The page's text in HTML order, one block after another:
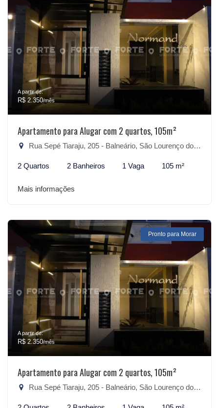
A partir de:
R$ 2.350/mês
Apartamento para Alugar com 2 quartos, 105m²
Rua Sepé Tiaraju, 205 - Balneário, São Lourenço do Sul-RS
2 Quartos 2 Banheiros 1 Vaga 105 m²
Mais informações
Pronto para Morar
A partir de:
R$ 2.350/mês
Apartamento para Alugar com 2 quartos, 105m²
Rua Sepé Tiaraju, 205 - Balneário, São Lourenço do Sul-RS